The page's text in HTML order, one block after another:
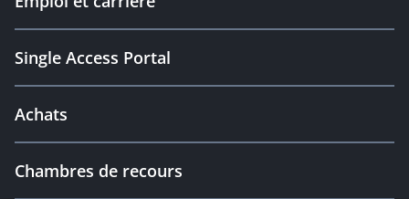
Single Access Portal
Achats
Chambres de recours